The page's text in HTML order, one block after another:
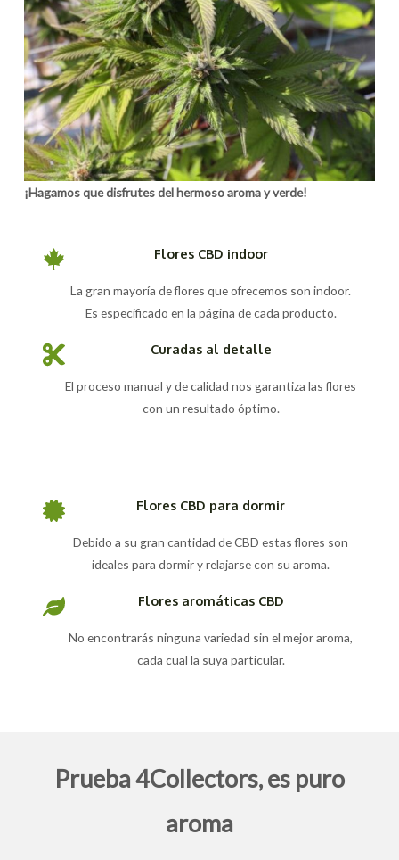
¡Hagamos que disfrutes del hermoso aroma y verde!
Flores CBD indoor
La gran mayoría de flores que ofrecemos son indoor.
Es especificado en la página de cada producto.
Curadas al detalle
El proceso manual y de calidad nos garantiza las flores
con un resultado óptimo.
Flores CBD para dormir
Debido a su gran cantidad de CBD estas flores son
ideales para dormir y relajarse con su aroma.
Flores aromáticas CBD
No encontrarás ninguna variedad sin el mejor aroma,
cada cual la suya particular.
Prueba 4Collectors, es puro
aroma